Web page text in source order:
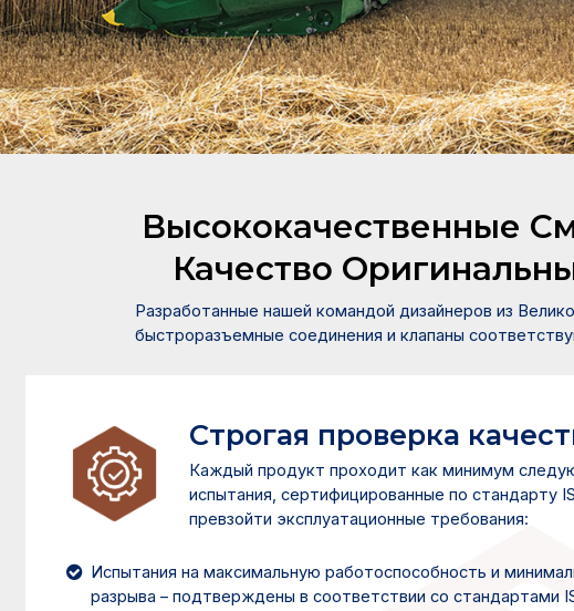
Высококачественные
Качество
Разработанные нашей командой дизайнеров из
быстроразъемные соединения и клапаны
Строгая проверка
Каждый продукт проходит как минимум
испытания, сертифицированные по стандарту
превзойти эксплуатационные требования:
Испытания на максимальную работоспособность и
разрыва – подтверждены в соответствии со стандартами